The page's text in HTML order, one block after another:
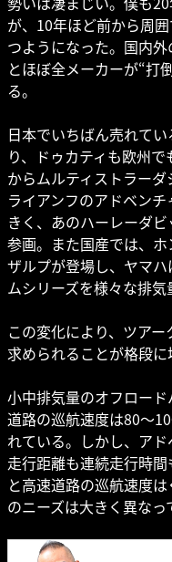
が、10年ほど前から周
つようになった。国内
とほぼ全メーカーが“打
る。
日本でいちばん売れて
り、ドゥカティも欧州
からムルティストラー
ライアンフのアドベン
きく、あのハーレーダ
参画。また国産では、
ザルプが登場し、ヤマ
ムシリーズを様々な排気
この変化により、ツアー
求められることが格段に
小中排気量のオフロー
道路の巡航速度は80〜
れている。しかし、ア
走行距離も連続走行時
と高速道路の巡航速度
のニーズは大きく異なっ